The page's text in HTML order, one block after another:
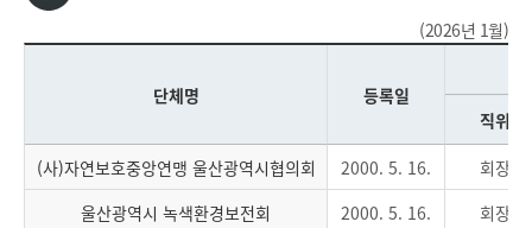
(2026년 1월)
단체명 등록일
직위
(사)자연보호중앙연맹 울산광역시협의회
2000. 5. 16.
회장
울산광역시 녹색환경보전회
2000. 5. 16.
회장